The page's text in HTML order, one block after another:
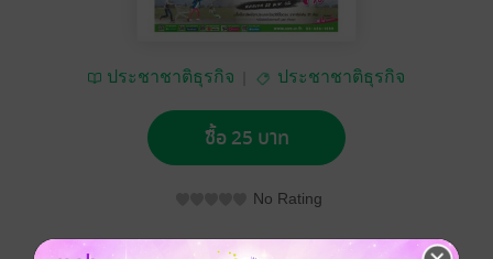
ประชาชาติธุรกิจ ประชาชาติธุรกิจ
ซื้อ 25 บาท
No Rating